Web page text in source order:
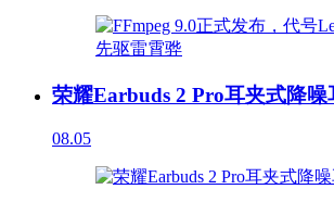
荣耀Earbuds 2 Pro耳夹式降噪
08.05